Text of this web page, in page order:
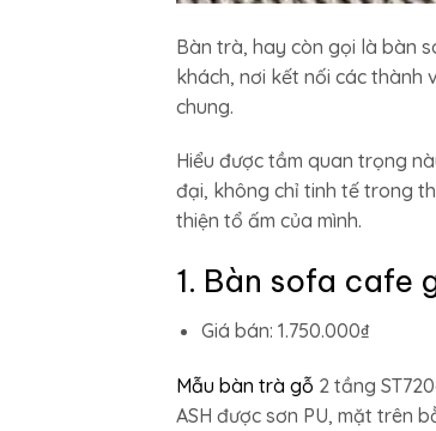
Bàn trà, hay còn gọi là bàn
khách, nơi kết nối các thành
chung.
Hiểu được tầm quan trọng
đại, không chỉ tinh tế trong
thiện tổ ấm của mình.
1. Bàn sofa cafe
Giá bán: 1.750.000₫
Mẫu bàn trà gỗ 2 tầng
ASH được sơn PU, mặt trên